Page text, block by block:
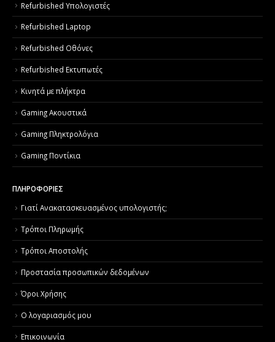
Refurbished Υπολογιστές
Refurbished Laptop
Refurbished Οθόνες
Refurbished Εκτυπωτές
Κινητά με πλήκτρα
Gaming Ακουστικά
Gaming Πληκτρολόγια
Gaming Ποντίκια
ΠΛΗΡΟΦΟΡΙΕΣ
Γιατί Aνακατασκευασμένος υπολογιστής;
Τρόποι Πληρωμής
Τρόποι Αποστολής
Προστασία προσωπικών δεδομένων
Όροι Χρήσης
Ο λογαριασμός μου
Επικοινωνία